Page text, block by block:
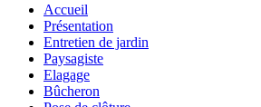
Accueil
Présentation
Entretien de jardin
Paysagiste
Elagage
Bûcheron